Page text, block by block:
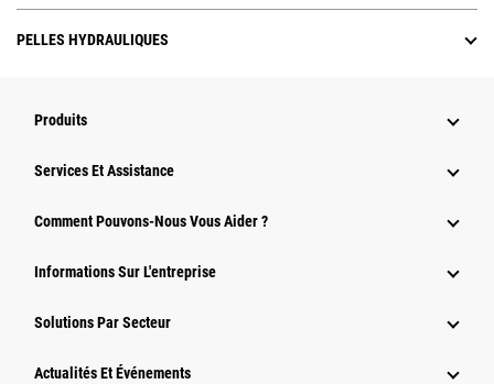
PELLES HYDRAULIQUES
Produits
Services Et Assistance
Comment Pouvons-Nous Vous Aider ?
Informations Sur L'entreprise
Solutions Par Secteur
Actualités Et Événements